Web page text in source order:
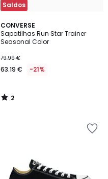
Saldos
CONVERSE
Sapatilhas Run Star Trainer
Seasonal Color
79.99 €
63.19 € -21%
2
/
5
2
/